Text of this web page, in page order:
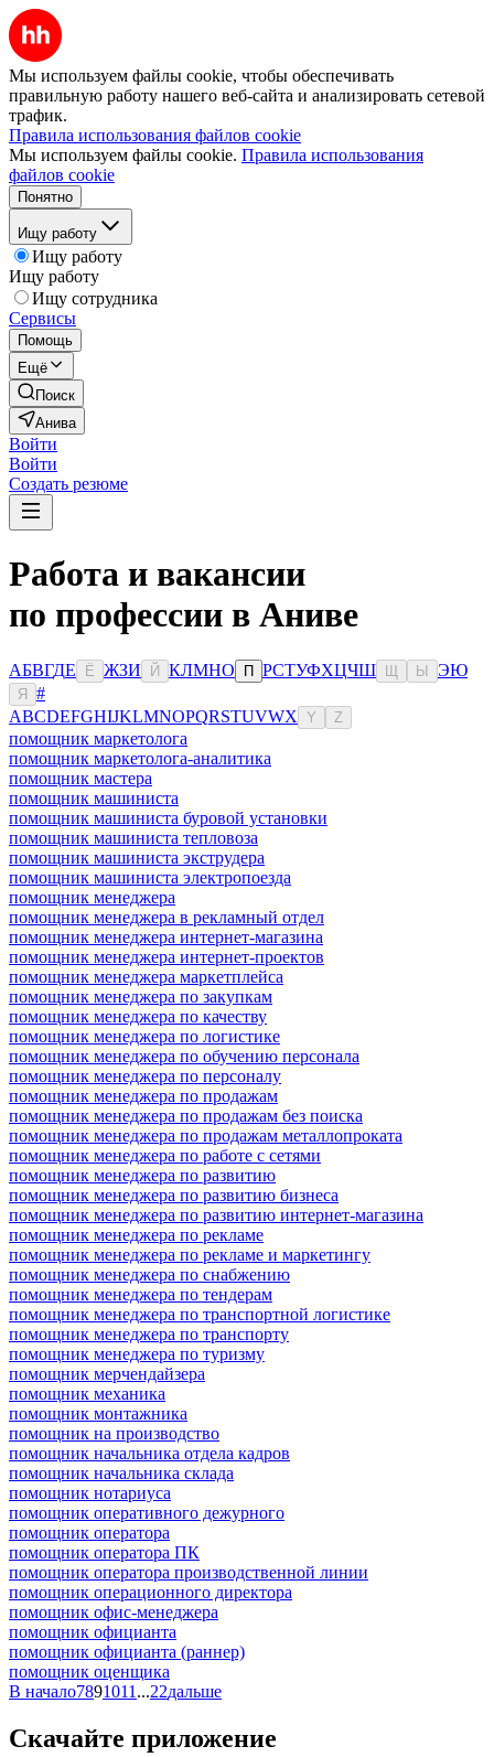
Мы используем файлы cookie, чтобы обеспечивать
правильную работу нашего веб-сайта и анализировать сетевой
трафик.
Правила использования файлов cookie
Мы используем файлы cookie. Правила использования
файлов cookie
Понятно
Ищу работу
Ищу работу
Ищу работу
Ищу сотрудника
Сервисы
Помощь
Ещё
Поиск
Анива
Войти
Войти
Создать резюме
Работа и вакансии
по профессии в Аниве
АБВГДЕ Ё ЖЗИ Й КЛМНО П РСТУФХЦЧШ Ы ЭЮ
Я
#
ABCDEFGHIJKLMNOPQRSTUVWX Y Z
помощник маркетолога
помощник маркетолога-аналитика
помощник мастера
помощник машиниста
помощник машиниста буровой установки
помощник машиниста тепловоза
помощник машиниста экструдера
помощник машиниста электропоезда
помощник менеджера
помощник менеджера в рекламный отдел
помощник менеджера интернет-магазина
помощник менеджера интернет-проектов
помощник менеджера маркетплейса
помощник менеджера по закупкам
помощник менеджера по качеству
помощник менеджера по логистике
помощник менеджера по обучению персонала
помощник менеджера по персоналу
помощник менеджера по продажам
помощник менеджера по продажам без поиска
помощник менеджера по продажам металлопроката
помощник менеджера по работе с сетями
помощник менеджера по развитию
помощник менеджера по развитию бизнеса
помощник менеджера по развитию интернет-магазина
помощник менеджера по рекламе
помощник менеджера по рекламе и маркетингу
помощник менеджера по снабжению
помощник менеджера по тендерам
помощник менеджера по транспортной логистике
помощник менеджера по транспорту
помощник менеджера по туризму
помощник мерчендайзера
помощник механика
помощник монтажника
помощник на производство
помощник начальника отдела кадров
помощник начальника склада
помощник нотариуса
помощник оперативного дежурного
помощник оператора
помощник оператора ПК
помощник оператора производственной линии
помощник операционного директора
помощник офис-менеджера
помощник официанта
помощник официанта (раннер)
помощник оценщика
В начало7891011 ...22дальше
Скачайте приложение